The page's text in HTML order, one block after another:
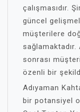
çalışmasıdır.
güncel
müşterilere
sağlamaktadır.
sonrası
özenli bir
Adıyaman
bir potansiyel